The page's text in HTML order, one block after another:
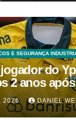
E SEGURANÇA
do
2 anos
2026 DANIEL